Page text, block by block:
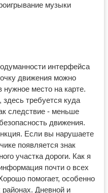
музыки
интерфейса
движения можно
нужное место на карте.
требуется куда
следствие - меньше
движения.
Если вы нарушаете
появляется знак
участка дороги. Как я
почти о всех
помогает, особенно
районах. Дневной и